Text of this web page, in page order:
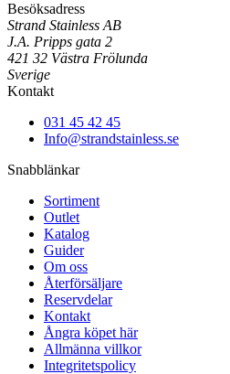
Besöksadress
Strand Stainless AB
J.A. Pripps gata 2
421 32 Västra Frölunda
Sverige
Kontakt
031 45 42 45
Info@strandstainless.se
Snabblänkar
Sortiment
Outlet
Katalog
Guider
Om oss
Återförsäljare
Reservdelar
Kontakt
Ångra köpet här
Allmänna villkor
Integritetspolicy